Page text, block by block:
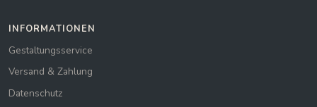
INFORMATIONEN
Gestaltungsservice
Versand & Zahlung
Datenschutz